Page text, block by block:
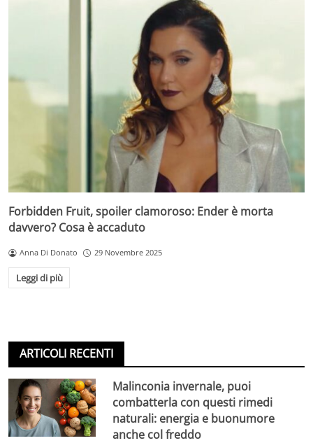
Forbidden Fruit, spoiler clamoroso: Ender è morta
davvero? Cosa è accaduto
Anna Di Donato 29 Novembre 2025
Leggi di più
ARTICOLI RECENTI
Malinconia invernale, puoi
combatterla con questi rimedi
naturali: energia e buonumore
anche col freddo